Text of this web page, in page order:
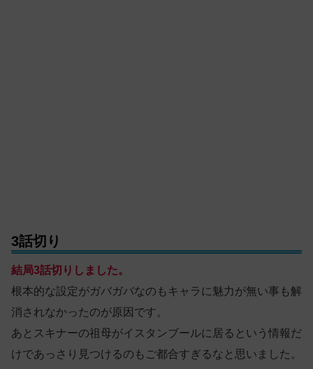
3話切り
結局3話切りしました。
根本的な設定がガバガバなのもキャラに魅力が無い事も解
消されなかったのが原因です。
あとスキナーの祖母がイスタンブールに居るという情報だ
けであっさり見つけるのもご都合すぎるなと思いました。